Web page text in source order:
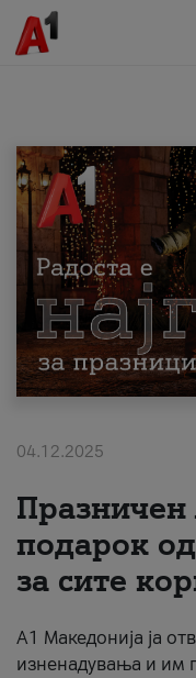
МК EN SQ
Приватни
Поддршка
Надополни кредит
За нас
#ПодобарОнлајн
04.12.2025
Празничен
подарок
за сите
А1 Македонија ја
изненадувања и им